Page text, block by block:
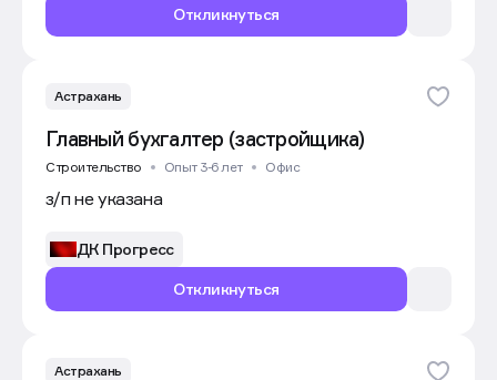
Откликнуться
Астрахань
Главный бухгалтер (застройщика)
Строительство Опыт 3-6 лет Офис
з/п не указана
Откликнуться
ДК Прогресс
Астрахань